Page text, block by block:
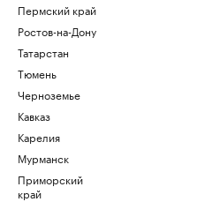
Пермский край
Ростов-на-Дону
Татарстан
Тюмень
Черноземье
Кавказ
Карелия
Мурманск
Приморский
край